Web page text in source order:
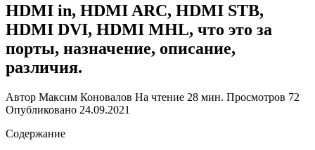
HDMI in, HDMI ARC, HDMI STB,
HDMI DVI, HDMI MHL, что это за
порты, назначение, описание,
различия.
Автор Максим Коновалов На чтение 28 мин. Просмотров 72
Опубликовано 24.09.2021
Содержание